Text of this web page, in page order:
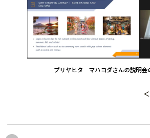
プリヤヒタ マハヨダさんの説明会